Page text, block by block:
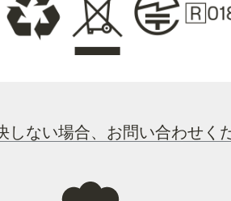
しない場合、お問い合わせく